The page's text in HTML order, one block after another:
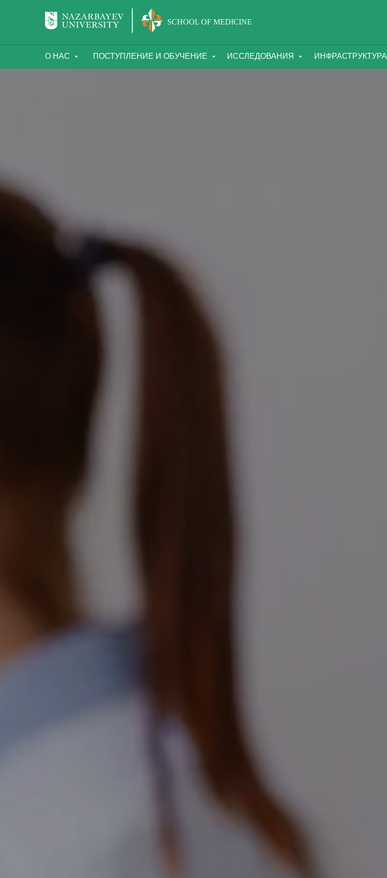
О НАС ПОСТУПЛЕНИЕ И ОБУЧЕНИЕ ИССЛЕДОВАНИЯ ИНФРАСТРУКТУРА
SCHOOL OF MEDICINE